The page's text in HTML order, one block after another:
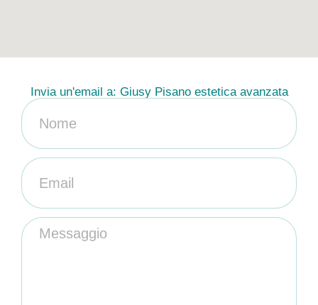
Invia un'email a: Giusy Pisano estetica avanzata